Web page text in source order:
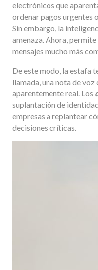
electrónicos que
ordenar pagos urgentes
Sin embargo, la
amenaza. Ahora,
mensajes mucho más
De este modo, la estafa
llamada, una nota de
aparentemente real. Los
suplantación de
empresas a replantear
decisiones críticas.